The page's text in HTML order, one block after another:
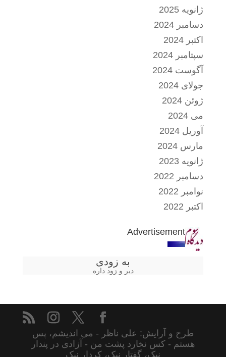
ژانویه 2025
دسامبر 2024
اکتبر 2024
سپتامبر 2024
آگوست 2024
جولای 2024
ژوئن 2024
می 2024
آوریل 2024
مارس 2024
ژانویه 2023
دسامبر 2022
نوامبر 2022
اکتبر 2022
Advertisement
به زودی
دیر و زود داره
طرح و آرایش: علی ناظر - می اندیشم، پس
هستم - کس نخارد پشت من - آزادی در پندار
نیک، گفتار نیک، کردار نیک